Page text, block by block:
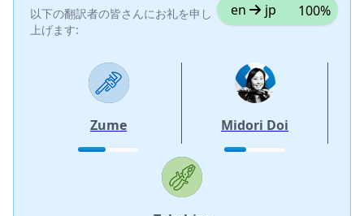
以下の翻訳者の皆さんにお礼を申し
上げます:
en jp 100%
Zume Midori Doi